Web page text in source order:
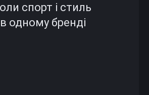
спорт і стиль
одному бренді